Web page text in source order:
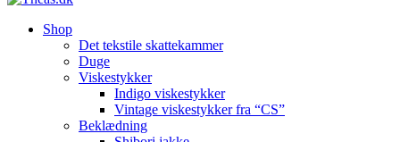
Shop
Det tekstile skattekammer
Duge
Viskestykker
Indigo viskestykker
Vintage viskestykker fra “CS”
Beklædning